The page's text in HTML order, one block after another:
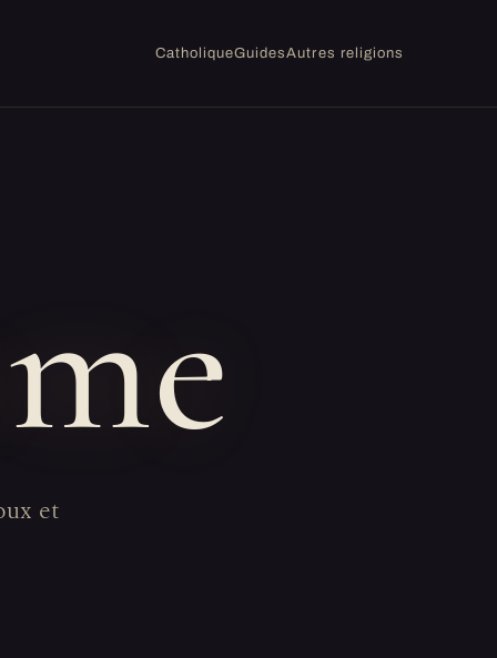
CatholiqueGuidesAutres religions
et